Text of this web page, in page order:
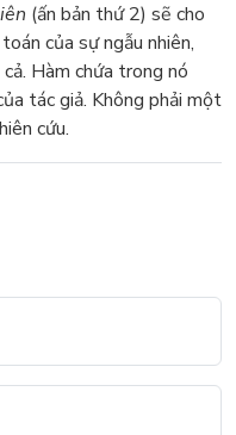
(ấn bản thứ 2) sẽ cho
của sự ngẫu nhiên,
Hàm chứa trong nó
tác giả. Không phải một
cứu.